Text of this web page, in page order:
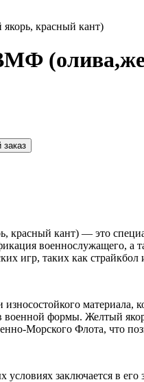
красный кант)
кант) — это
военнослужащего, а
игр, таких как
формы. Желтый
Морского Флота, что
условиях заключается в